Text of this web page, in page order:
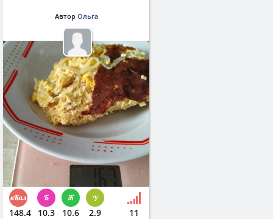
Автор Ольга
148.4 10.3 10.6 2.9 11